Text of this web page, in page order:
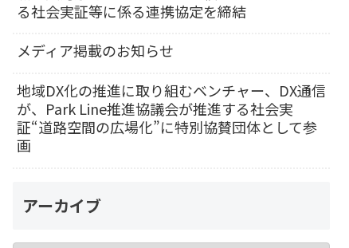
る社会実証等に係る連携協定を締結
メディア掲載のお知らせ
地域DX化の推進に取り組むベンチャー、DX通信
が、Park Line推進協議会が推進する社会実
証“道路空間の広場化”に特別協賛団体として参
画
アーカイブ